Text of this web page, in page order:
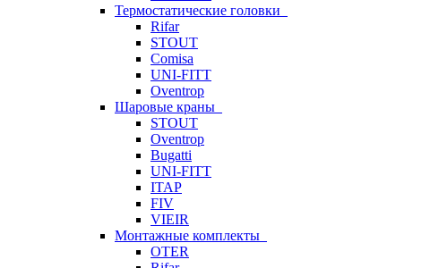
Термостатические головки
Rifar
STOUT
Comisa
UNI-FITT
Oventrop
Шаровые краны
STOUT
Oventrop
Bugatti
UNI-FITT
ITAP
FIV
VIEIR
Монтажные комплекты
OTER